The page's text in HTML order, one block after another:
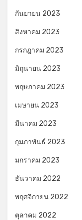
กันยายน 2023
สิงหาคม 2023
กรกฎาคม 2023
มิถุนายน 2023
พฤษภาคม 2023
เมษายน 2023
มีนาคม 2023
กุมภาพันธ์ 2023
มกราคม 2023
ธันวาคม 2022
พฤศจิกายน 2022
ตุลาคม 2022